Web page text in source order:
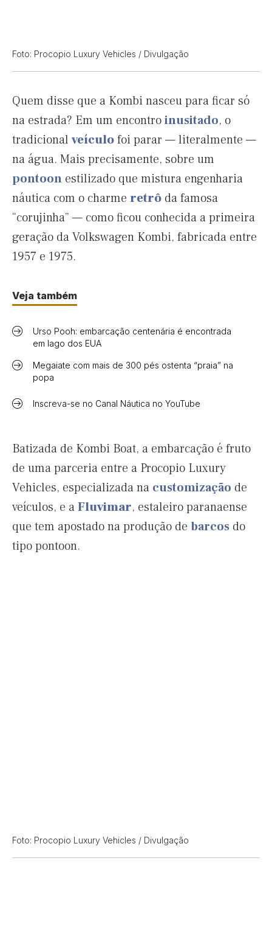
Foto: Procopio Luxury Vehicles / Divulgação
Quem disse que a Kombi nasceu para ficar só
na estrada? Em um encontroinusitado, o
tradicional veículofoi parar — literalmente —
na água. Mais precisamente, sobre um
pontoon estilizado que mistura engenharia
náutica com o charme retrô da famosa
“corujinha” — como ficou conhecida a primeira
geração da Volkswagen Kombi, fabricada entre
1957 e 1975.
Veja também
Urso Pooh: embarcação centenária é encontrada
em lago dos EUA
Megaiate com mais de 300 pés ostenta “praia” na
popa
Inscreva-se no Canal Náutica no YouTube
Batizada de Kombi Boat, a embarcação é fruto
de uma parceria entre a Procopio Luxury
Vehicles, especializada na customização de
veículos, e aFluvimar, estaleiro paranaense
que tem apostado na produção de barcos do
tipo pontoon.
Foto: Procopio Luxury Vehicles / Divulgação